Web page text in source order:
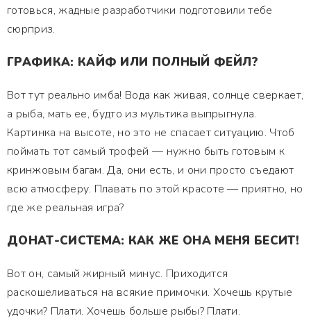
готовься, жадные разработчики подготовили тебе
сюрприз.
ГРАФИКА: КАЙФ ИЛИ ПОЛНЫЙ ФЕЙЛ?
Вот тут реально имба! Вода как живая, солнце сверкает,
а рыба, мать ее, будто из мультика выпрыгнула.
Картинка на высоте, но это не спасает ситуацию. Чтоб
поймать тот самый трофей — нужно быть готовым к
кринжовым багам. Да, они есть, и они просто съедают
всю атмосферу. Плавать по этой красоте — приятно, но
где же реальная игра?
ДОНАТ-СИСТЕМА: КАК ЖЕ ОНА МЕНЯ БЕСИТ!
Вот он, самый жирный минус. Приходится
раскошеливаться на всякие примочки. Хочешь крутые
удочки? Плати. Хочешь больше рыбы? Плати.